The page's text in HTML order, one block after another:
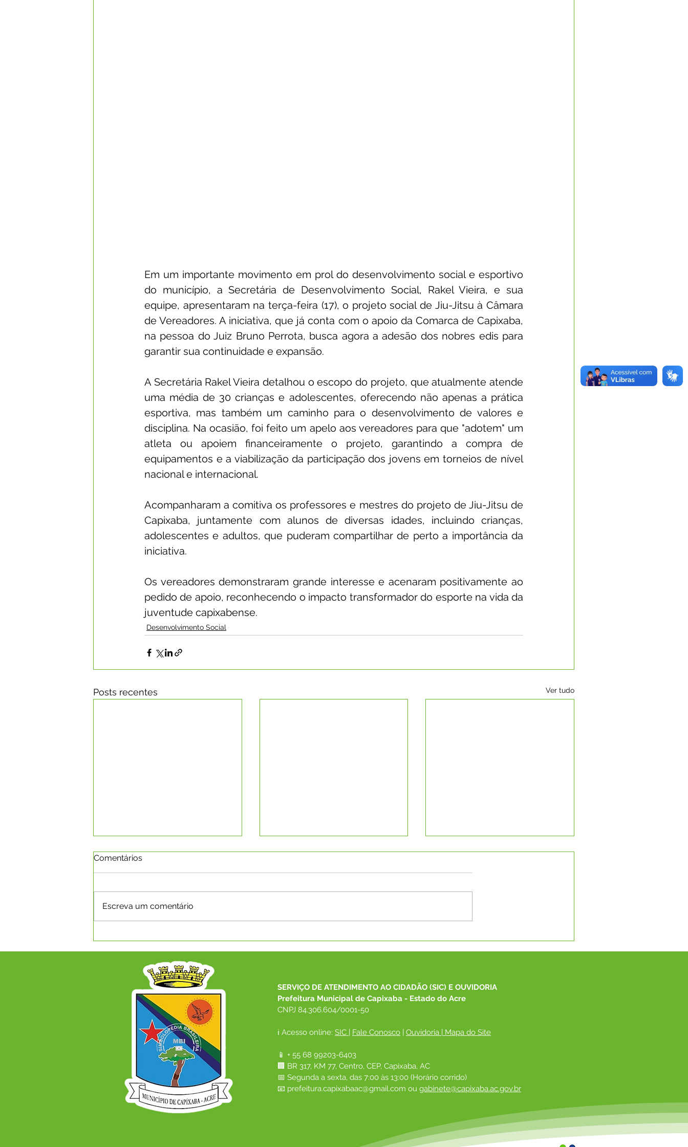
Em um importante movimento em prol do desenvolvimento social e esportivo
do município, a Secretária de Desenvolvimento Social, Rakel Vieira, e sua
equipe, apresentaram na terça-feira (17), o projeto social de Jiu-Jitsu à Câmara
de Vereadores. A iniciativa, que já conta com o apoio da Comarca de Capixaba,
na pessoa do Juiz Bruno Perrota, busca agora a adesão dos nobres edis para
garantir sua continuidade e expansão.
A Secretária Rakel Vieira detalhou o escopo do projeto, que atualmente atende
uma média de 30 crianças e adolescentes, oferecendo não apenas a prática
esportiva, mas também um caminho para o desenvolvimento de valores e
disciplina. Na ocasião, foi feito um apelo aos vereadores para que "adotem" um
atleta ou apoiem financeiramente o projeto, garantindo a compra de
equipamentos e a viabilização da participação dos jovens em torneios de nível
nacional e internacional.
Acompanharam a comitiva os professores e mestres do projeto de Jiu-Jitsu de
Capixaba, juntamente com alunos de diversas idades, incluindo crianças,
adolescentes e adultos, que puderam compartilhar de perto a importância da
iniciativa.
Os vereadores demonstraram grande interesse e acenaram positivamente ao
pedido de apoio, reconhecendo o impacto transformador do esporte na vida da
juventude capixabense.
Desenvolvimento Social
Posts recentes Ver tudo
ECONÔMICO PARA OS
PRÓXIMOS ANOS
O MUNICÍPIO EM
ENCONTRO NACIONAL
Comentários
Escreva um comentário
SERVIÇO DE ATENDIMENTO AO CIDADÃO (SIC) E OUVIDORIA
Prefeitura Municipal de Capixaba - Estado do Acre
CNPJ 84.306.604/0001-50
ℹ️ Acesso online: SIC Fale Conosco Ouvidoria Mapa do Site
📱 + 55 68 99203-6403
🏢 BR 317, KM 77, Centro, CEP, Capixaba, AC
📅 Segunda a sexta, das 7:00 às 13:00 (Horário corrido)
📧 prefeitura.capixabaac@gmail.com ou gabinete@capixaba.ac.gov.br